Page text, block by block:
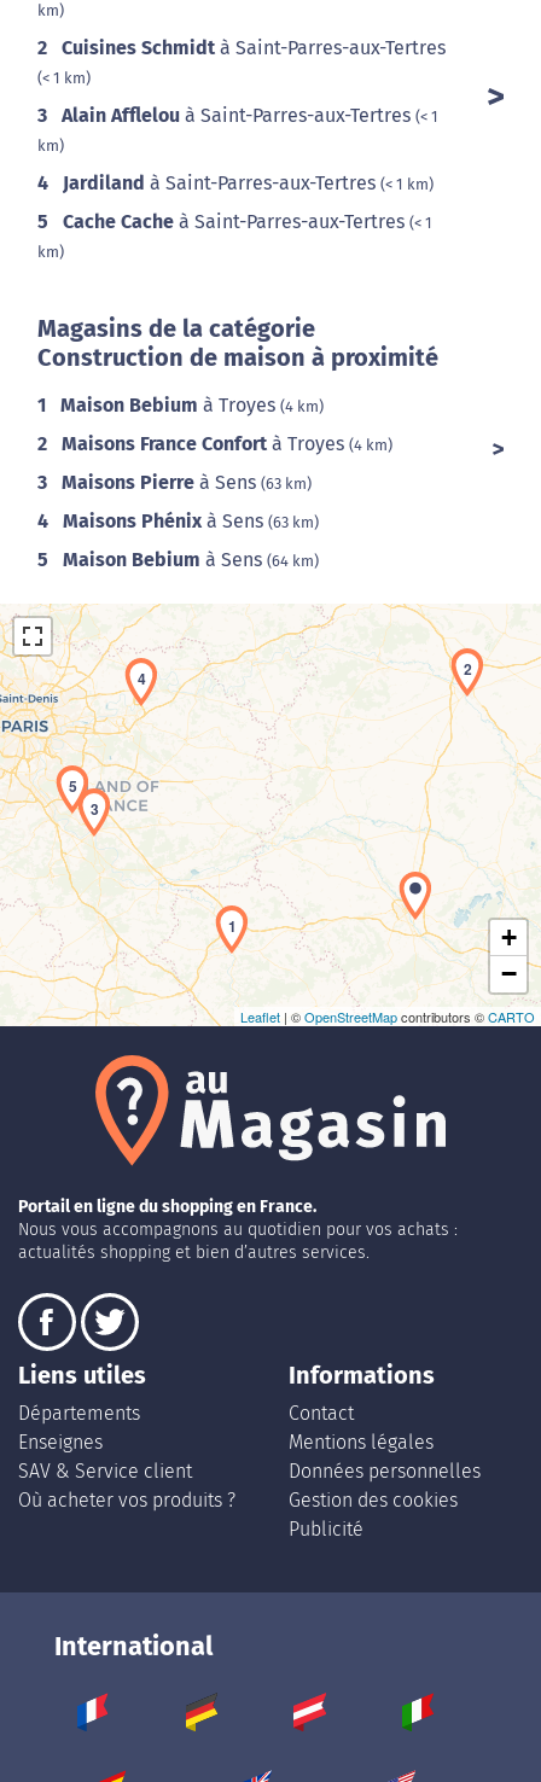
km)
2 Cuisines Schmidt à Saint-Parres-aux-Tertres
(< 1 km)
3 Alain Afflelou à Saint-Parres-aux-Tertres (< 1
km)
4 Jardiland à Saint-Parres-aux-Tertres (< 1 km)
5 Cache Cache à Saint-Parres-aux-Tertres (< 1
km)
Magasins de la catégorie
Construction de maison à proximité
1 Maison Bebium à Troyes (4 km)
2 Maisons France Confort à Troyes (4 km)
3 Maisons Pierre à Sens (63 km)
4 Maisons Phénix à Sens (63 km)
5 Maison Bebium à Sens (64 km)
Chargement de la carte en cours...
1
2
3
4
5
+
−
Leaflet | ©OpenStreetMapcontributors ©CARTO
Portail en ligne du shopping en France.
Nous vous accompagnons au quotidien pour vos achats :
actualités shopping et bien d’autres services.
Liens utiles
Départements
Enseignes
SAV & Service client
Où acheter vos produits ?
Informations
Contact
Mentions légales
Données personnelles
Gestion des cookies
Publicité
International